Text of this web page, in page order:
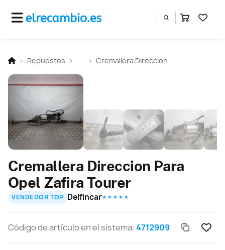
Repuestos Cremallera Direccion
Cremallera Direccion Para
Opel Zafira Tourer
VENDEDOR TOP Delfincar★ ★ ★ ★ ★
Código de artículo en el sistema:4712909